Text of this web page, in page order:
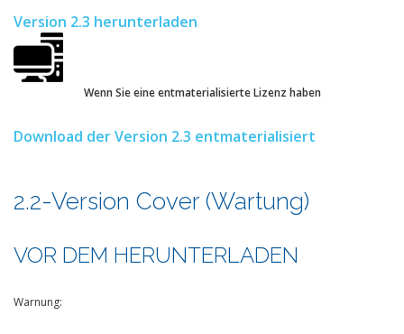
Version 2.3 herunterladen
Wenn Sie eine entmaterialisierte Lizenz haben
Download der Version 2.3 entmaterialisiert
2.2-Version Cover (Wartung)
VOR DEM HERUNTERLADEN
Warnung: